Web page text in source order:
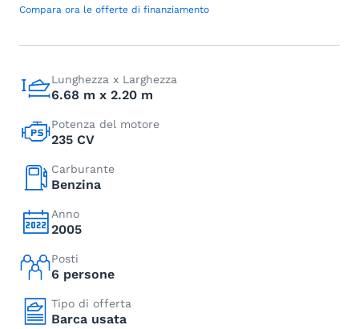
Compara ora le offerte di finanziamento
Lunghezza x Larghezza
6.68 m x 2.20 m
Potenza del motore
235 CV
Carburante
Benzina
Anno
2005
Posti
6 persone
Tipo di offerta
Barca usata